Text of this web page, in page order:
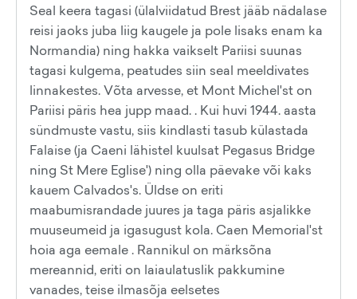
Seal keera tagasi (ülalviidatud Brest jääb nädalase
reisi jaoks juba liig kaugele ja pole lisaks enam ka
Normandia) ning hakka vaikselt Pariisi suunas
tagasi kulgema, peatudes siin seal meeldivates
linnakestes. Võta arvesse, et Mont Michel'st on
Pariisi päris hea jupp maad. . Kui huvi 1944. aasta
sündmuste vastu, siis kindlasti tasub külastada
Falaise (ja Caeni lähistel kuulsat Pegasus Bridge
ning St Mere Eglise') ning olla päevake või kaks
kauem Calvados's. Üldse on eriti
maabumisrandade juures ja taga päris asjalikke
muuseumeid ja igasugust kola. Caen Memorial'st
hoia aga eemale . Rannikul on märksõna
mereannid, eriti on laiaulatuslik pakkumine
vanades, teise ilmasõja eelsetes